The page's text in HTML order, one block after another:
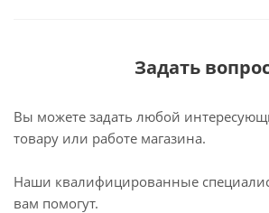
Задать
Вы можете задать любой
товару или работе магазина.
Наши квалифицированные
вам помогут.